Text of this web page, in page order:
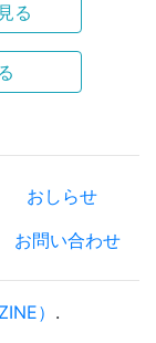
る
おしらせ
お問い合わせ
） .